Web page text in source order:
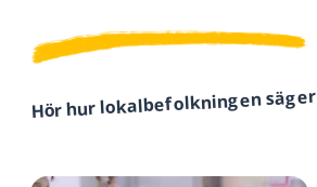
Hör hur lokalbefolkningen